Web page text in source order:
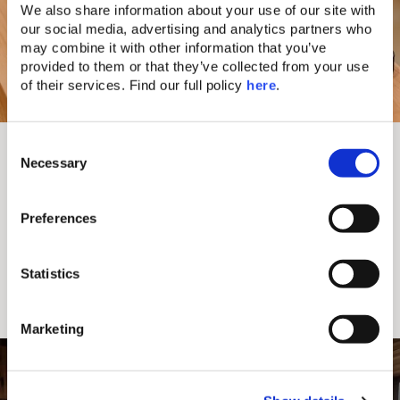
We also share information about your use of our site with
our social media, advertising and analytics partners who
may combine it with other information that you’ve
provided to them or that they’ve collected from your use
of their services. Find our full policy here.
l
Necessary
Preferences
Statistics
Marketing
Erleben Sie Selbstfürsorge und Erneuerung mit
griechischen Kultur und Lebensart durch Mode und
Baumwolle, herrlich weicher Seide und duftendem
Leinen – heben Sie sich mit leichter, fließender